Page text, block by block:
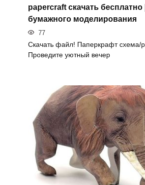
papercraft скачать
бумажного моделирования
77
Скачать файл! Паперкрафт схема/
Проведите уютный вечер